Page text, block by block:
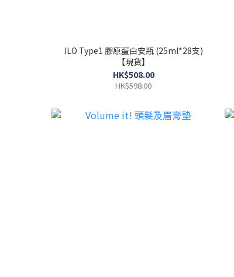
ILO Type1 膠原蛋白安瓶 (25ml*28支)
【現貨】
HK$508.00
HK$598.00